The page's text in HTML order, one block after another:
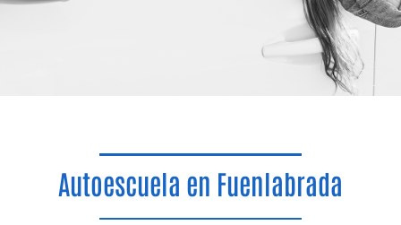
Autoescuela en Fuenlabrada